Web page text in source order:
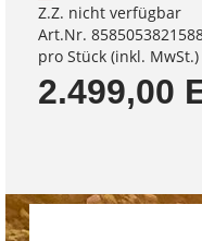
Z.Z. nicht verfügbar
Art.Nr.
pro Stück (inkl. MwSt.)
2.499,00